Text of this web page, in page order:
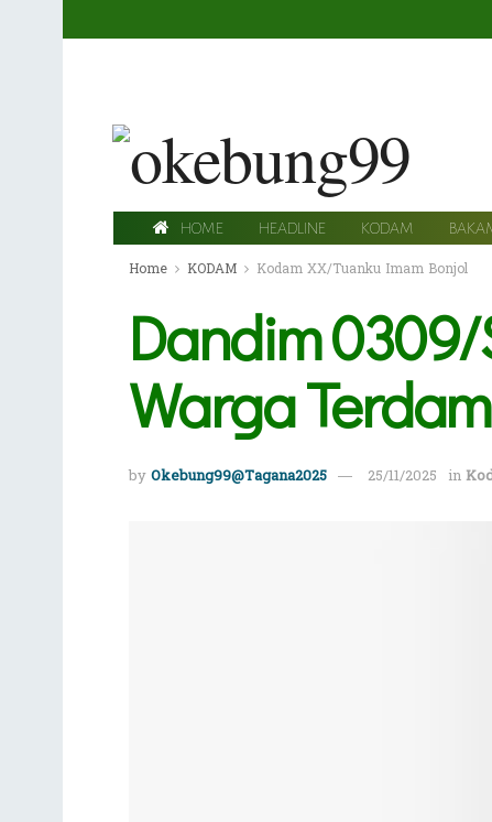
HOME HEADLINE KODAM
Home KODAM Kodam XX/Tuanku Imam Bonjol
Dandim
Warga
byOkebung99@Tagana2025 25/11/2025 in